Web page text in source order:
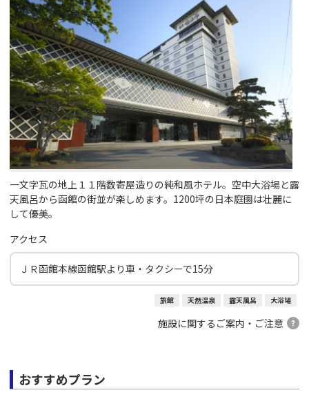
一文字瓦の地上１１階数寄屋造りの純和風ホテル。空中大浴場と露
天風呂から函館の街並が楽しめます。1200坪の日本庭園は壮麗に
して優美。
アクセス
ＪＲ函館本線函館駅より車・タクシーで15分
旅館 天然温泉 露天風呂 大浴場
施設に関するご案内・ご注意
おすすめプラン